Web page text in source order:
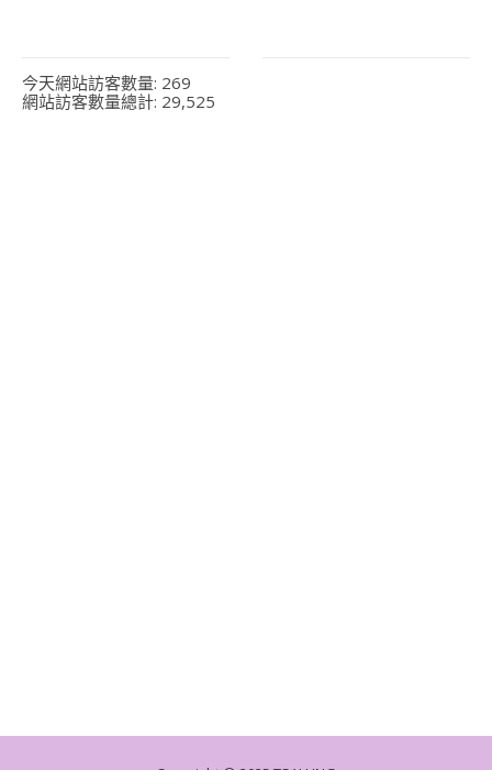
今天網站訪客數量: 269
網站訪客數量總計: 29,525